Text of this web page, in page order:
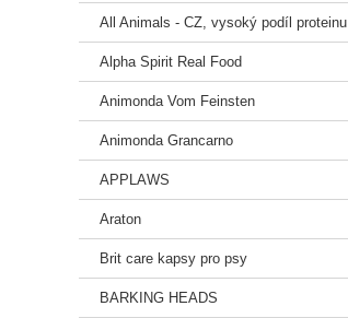
All Animals - CZ, vysoký podíl proteinu
Alpha Spirit Real Food
Animonda Vom Feinsten
Animonda Grancarno
APPLAWS
Araton
Brit care kapsy pro psy
BARKING HEADS